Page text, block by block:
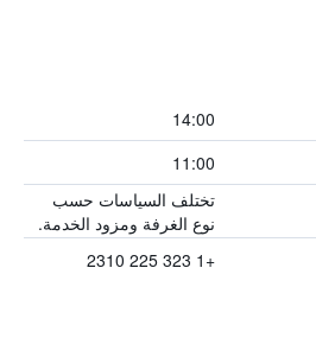
14:00
11:00
تختلف السياسات حسب
نوع الغرفة ومزود الخدمة.
+1 323 225 2310